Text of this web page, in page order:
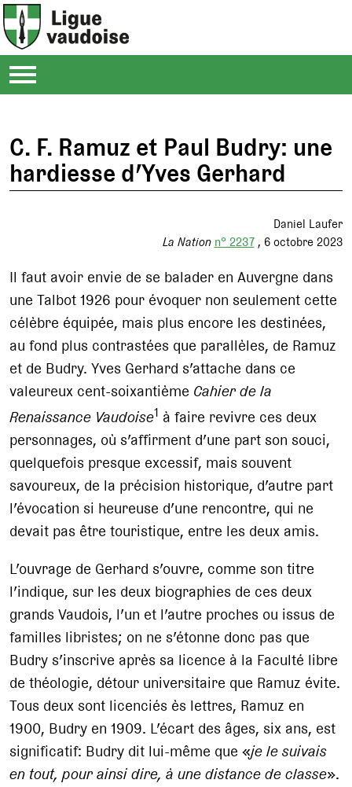
C. F. Ramuz et Paul Budry: une
hardiesse d’Yves Gerhard
Daniel Laufer
La Nation n° 2237 6 octobre 2023
Il faut avoir envie de se balader en Auvergne dans
une Talbot 1926 pour évoquer non seulement cette
célèbre équipée, mais plus encore les destinées,
au fond plus contrastées que parallèles, de Ramuz
et de Budry. Yves Gerhard s’attache dans ce
valeureux cent-soixantième Cahier de la
Renaissance Vaudoise1 à faire revivre ces deux
personnages, où s’affirment d’une part son souci,
quelquefois presque excessif, mais souvent
savoureux, de la précision historique, d’autre part
l’évocation si heureuse d’une rencontre, qui ne
devait pas être touristique, entre les deux amis.
L’ouvrage de Gerhard s’ouvre, comme son titre
l’indique, sur les deux biographies de ces deux
grands Vaudois, l’un et l’autre proches ou issus de
familles libristes; on ne s’étonne donc pas que
Budry s’inscrive après sa licence à la Faculté libre
de théologie, détour universitaire que Ramuz évite.
Tous deux sont licenciés ès lettres, Ramuz en
1900, Budry en 1909. L’écart des âges, six ans, est
significatif: Budry dit lui-même que «je le suivais
en tout, pour ainsi dire, à une distance de classe».